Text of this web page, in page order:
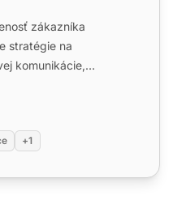
zákazníka
stratégie na
komunikácie,
+1